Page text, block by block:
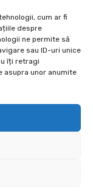
cum ar fi
despre
ne permite să
sau ID-uri unice
îți retragi
asupra unor anumite